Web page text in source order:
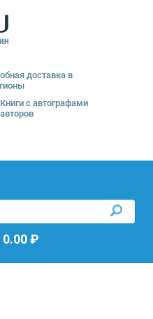
доставка в
Книги с автографами
авторов
0.00₽